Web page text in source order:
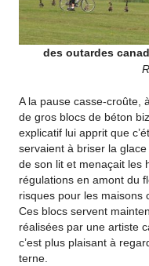
des outardes
A la pause casse-croûte,
de gros blocs de béton
explicatif lui apprit que
servaient à briser la
de son lit et menaçait les
régulations en amont du
risques pour les maisons
Ces blocs servent
réalisées par une artiste
c’est plus plaisant à
terne.